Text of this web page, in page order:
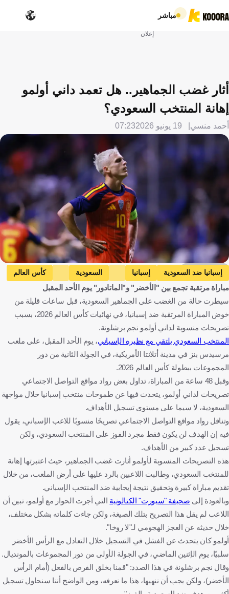
مباشر
إعلان
أثار غضب الجماهير.. هل تعمد داني أولمو
إهانة المنتخب السعودي؟
أحمد منسي 19 يونيو 2026 07:23
Getty Images
إسبانيا ضد السعودية إسبانيا السعودية
كأس العالم
داني أولمو
إسبانيا المملكة العربية السعودية
الولايات المتحدة
كرة قدم
مباراة مرتقبة تجمع بين "الأخضر" و"الماتادور" يوم الأحد المقبل
سيطرت حالة من الغضب على الجماهير السعودية، قبل ساعات قليلة من
خوض المباراة المرتقبة ضد إسبانيا، في نهائيات كأس العالم 2026، بسبب
تصريحات منسوبة لداني أولمو نجم برشلونة.
المنتخب السعودي يلتقي مع نظيره الإسباني، يوم الأحد المقبل، على ملعب
مرسيدس بنز في مدينة أتلانتا الأمريكية، في الجولة الثانية من دور
المجموعات ببطولة كأس العالم 2026.
وقبل 48 ساعة من المباراة، تداول بعض رواد مواقع التواصل الاجتماعي
تصريحات لداني أولمو، يتحدث فيها عن طموحات منتخب إسبانيا خلال مواجهة
السعودية، لا سيما على مستوى تسجيل الأهداف.
وتناقل رواد مواقع التواصل الاجتماعي تصريحًا منسوبًا للاعب الإسباني، يقول
فيه إن الهدف لن يكون فقط مجرد الفوز على المنتخب السعودي، ولكن
تسجيل عدد كبير من الأهداف.
هذه التصريحات المنسوبة لأولمو أثارت غضب الجماهير، حيث اعتبرتها إهانة
للمنتخب السعودي، وطالبت اللاعبين بالرد عليها على أرض الملعب، من خلال
تقديم مباراة كبيرة وتحقيق نتيجة إيجابية ضد المنتخب الإسباني.
وبالعودة إلى صحيفة "سبورت" الكتالونية التي أجرت الحوار مع أولمو، تبين أن
اللاعب لم يقل هذا التصريح بتلك الصيغة، ولكن جاءت كلماته بشكل مختلف،
خلال حديثه عن العجز الهجومي لـ"لا روخا".
أولمو كان يتحدث عن الفشل في التسجيل خلال التعادل مع الرأس الأخضر
سلبيًا، يوم الإثنين الماضي، في الجولة الأولى من دور المجموعات بالمونديال.
وقال نجم برشلونة في هذا الصدد: "قمنا بخلق الفرص بالفعل (أمام الرأس
الأخضر)، ولكن يجب أن ننهيها، هذا ما نعرفه، ومن الواضح أننا سنحاول تسجيل